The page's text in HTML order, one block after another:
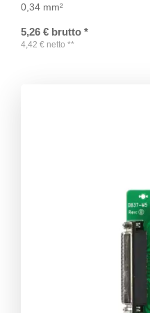
0,34 mm²
5,26 € brutto *
4,42 € netto **